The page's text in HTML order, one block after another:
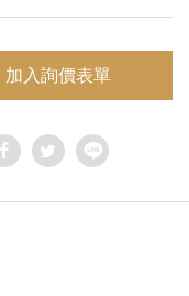
加入詢價表單